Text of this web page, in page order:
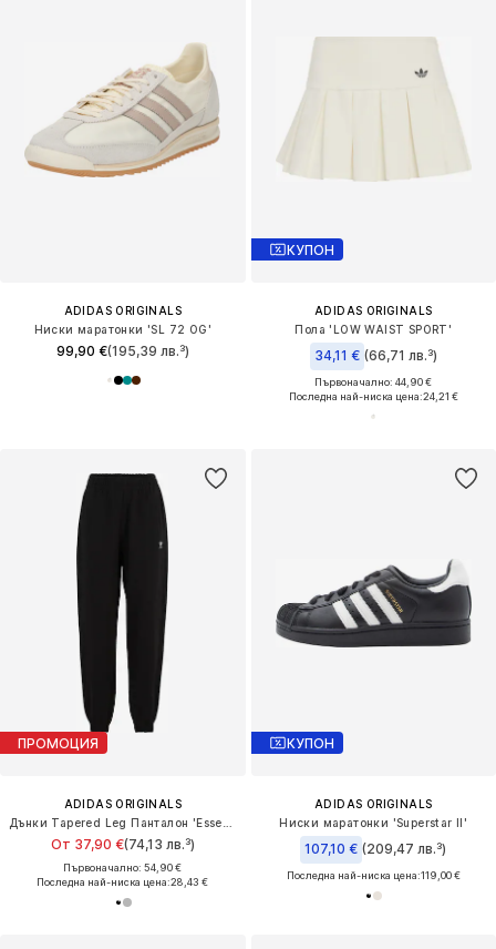
ADIDAS ORIGINALS
Ниски маратонки 'SL 72 OG'
99,90 €(195,39 лв.³)
КУПОН
ADIDAS ORIGINALS
Пола 'LOW WAIST SPORT'
34,11 € (66,71 лв.³)
Първоначално: 44,90 €
Последна най-ниска цена:24,21 €
ПРОМОЦИЯ
ADIDAS ORIGINALS
От 37,90 €(74,13 лв.³)
Първоначално: 54,90 €
Последна най-ниска цена:28,43 €
КУПОН
ADIDAS ORIGINALS
Ниски маратонки 'Superstar II'
107,10 € (209,47 лв.³)
Последна най-ниска цена:119,00 €